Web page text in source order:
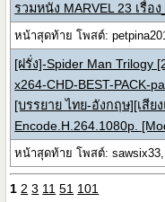
รวมหนัง MARVEL 23 เรื่อ
หน้าสุดท้าย โพสต์:
[ฝรั่ง]-Spider Man Trilogy
x264-CHD-BEST-PACK-
[บรรยาย ไทย-อังกฤษ][เสีย
Encode.H.264.1080p.
หน้าสุดท้าย โพสต์: sawsix33,
1 2 3 11 51 101